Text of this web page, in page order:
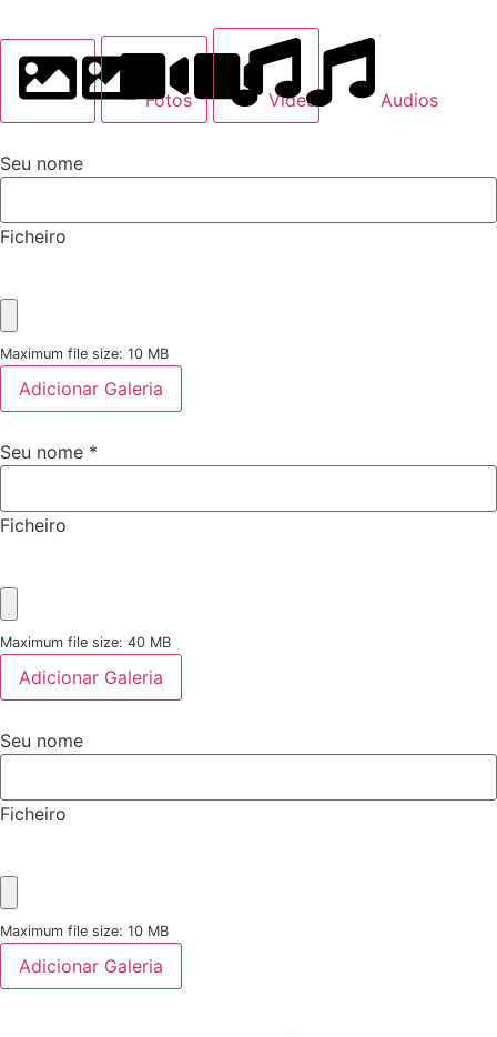
Fotos Videos Audios
Seu nome
Ficheiro
Maximum file size: 10 MB
Adicionar Galeria
Seu nome *
Ficheiro
Maximum file size: 40 MB
Adicionar Galeria
Seu nome
Ficheiro
Maximum file size: 10 MB
Adicionar Galeria